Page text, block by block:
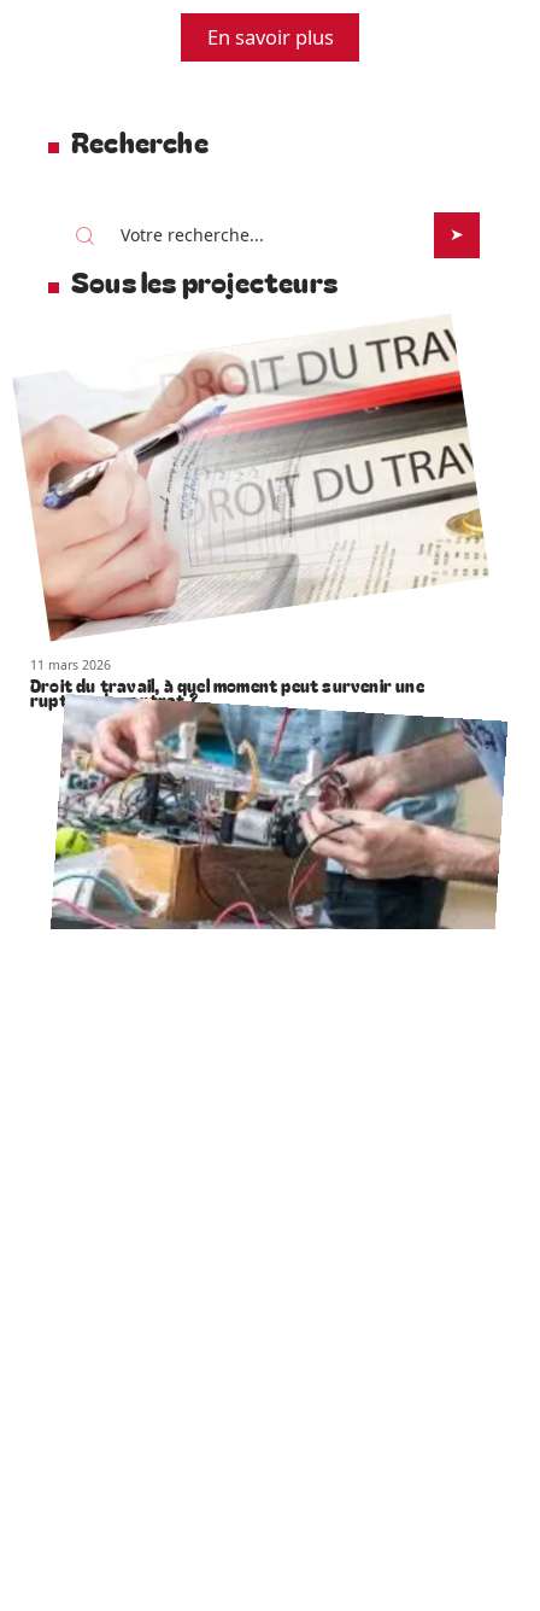
En savoir plus
Recherche
Sous les projecteurs
11 mars 2026
Droit du travail, à quel moment peut survenir une
rupture de contrat ?